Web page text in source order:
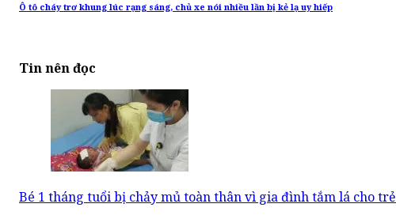
Ô tô cháy trơ khung lúc rạng sáng, chủ xe nói nhiều lần bị kẻ lạ uy hiếp
Tin nên đọc
Bé 1 tháng tuổi bị chảy mủ toàn thân vì gia đình tắm lá cho trẻ